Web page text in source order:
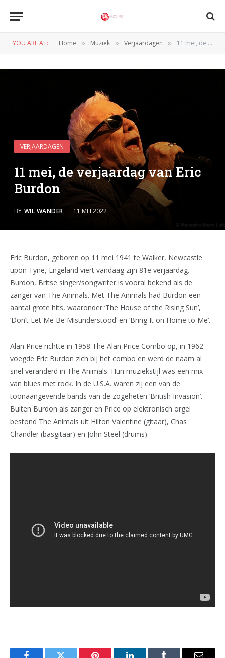
YOU ARE AT: Home » Muziek » Verjaardagen » 11 mei, de verjaardag van Eric Burdon
VERJAARDAGEN
11 mei, de verjaardag van Eric
Burdon
BY WIL WANDER 11 MEI 2022
Eric Burdon, geboren op 11 mei 1941 te Walker, Newcastle
upon Tyne, Engeland viert vandaag zijn 81e verjaardag.
Burdon, Britse singer/songwriter is vooral bekend als de
zanger van The Animals. Met The Animals had Burdon een
aantal grote hits, waaronder ‘The House of the Rising Sun’,
‘Don’t Let Me Be Misunderstood’ en ‘Bring It on Home to Me’.
Alan Price richtte in 1958 The Alan Price Combo op, in 1962
voegde Eric Burdon zich bij het combo en werd de naam al
snel veranderd in The Animals. Hun muziekstijl was een mix
van blues met rock. In de U.S.A. waren zij een van de
toonaangevende bands van de zogeheten ‘British Invasion’.
Buiten Burdon als zanger en Price op elektronisch orgel
bestond The Animals uit Hilton Valentine (gitaar), Chas
Chandler (basgitaar) en John Steel (drums).